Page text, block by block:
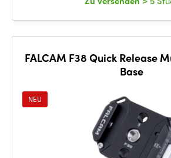
FALCAM F38 Quick Release
Base
NEU